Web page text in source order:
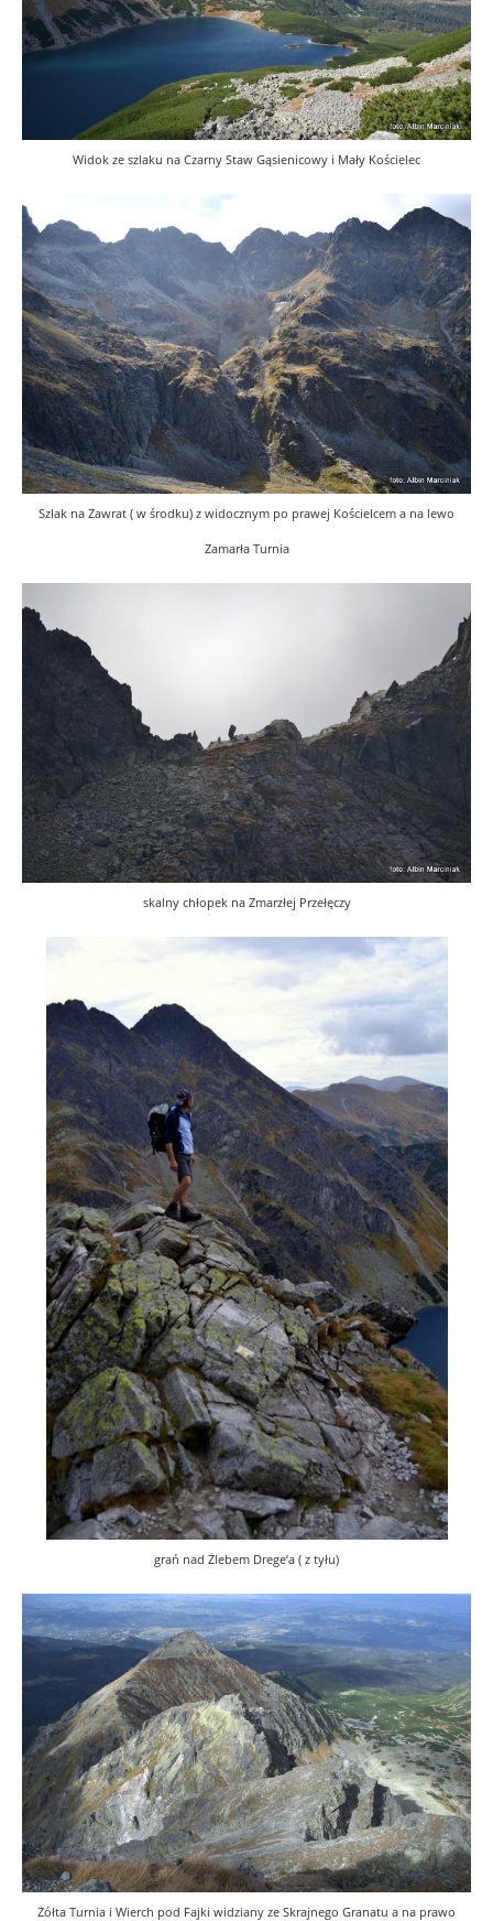
Widok ze szlaku na Czarny Staw Gąsienicowy i Mały Kościelec
Szlak na Zawrat ( w środku) z widocznym po prawej Kościelcem a na lewo
Zamarła Turnia
skalny chłopek na Zmarzłej Przełęczy
grań nad Żlebem Drege’a ( z tyłu)
Żółta Turnia i Wierch pod Fajki widziany ze Skrajnego Granatu a na prawo